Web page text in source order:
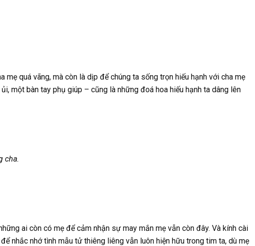
mẹ quá vãng, mà còn là dịp để chúng ta sống trọn hiếu hạnh với cha mẹ
một bàn tay phụ giúp – cũng là những đoá hoa hiếu hạnh ta dâng lên
cha.
ai còn có mẹ để cảm nhận sự may mắn mẹ vẫn còn đây. Và kính cài
nhắc nhớ tình mẫu tử thiêng liêng vẫn luôn hiện hữu trong tim ta, dù mẹ